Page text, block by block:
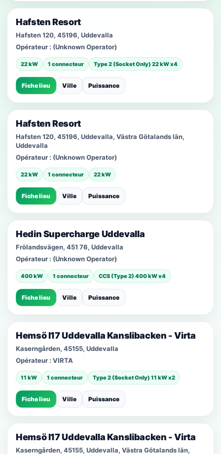
Hafsten Resort
Hafsten 120, 45196, Uddevalla
Opérateur : (Unknown Operator)
22 kW 1 connecteur Type 2 (Socket Only) 22 kW x4
Fiche lieu Ville Puissance
Hafsten Resort
Hafsten 120, 45196, Uddevalla, Västra Götalands län,
Uddevalla
Opérateur : (Unknown Operator)
22 kW 1 connecteur 22 kW
Fiche lieu Ville Puissance
Hedin Supercharge Uddevalla
Frölandsvägen, 451 76, Uddevalla
Opérateur : (Unknown Operator)
400 kW 1 connecteur CCS (Type 2) 400 kW x4
Fiche lieu Ville Puissance
Hemsö I17 Uddevalla Kanslibacken - Virta
Kaserngården, 45155, Uddevalla
Opérateur : VIRTA
11 kW 1 connecteur Type 2 (Socket Only) 11 kW x2
Fiche lieu Ville Puissance
Hemsö I17 Uddevalla Kanslibacken - Virta
Kaserngården, 45155, Uddevalla, Västra Götalands län,